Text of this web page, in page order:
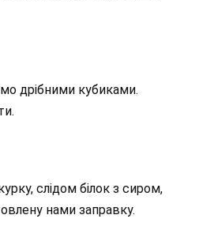
дрібними кубиками.
слідом білок з сиром,
нами заправку.